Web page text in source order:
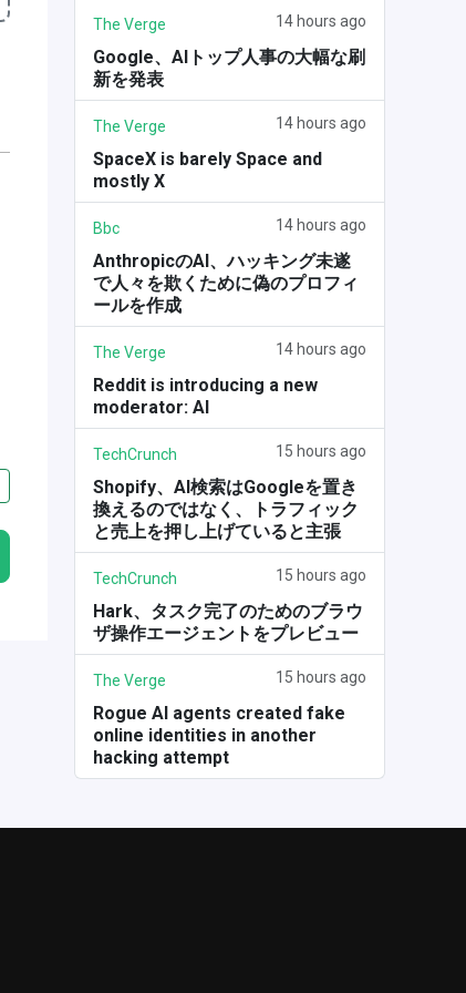
The Verge 14 hours ago
Google、AIトップ人事の大幅な刷
新を発表
The Verge 14 hours ago
SpaceX is barely Space and
mostly X
Bbc 14 hours ago
AnthropicのAI、ハッキング未遂
で人々を欺くために偽のプロフィ
ールを作成
The Verge 14 hours ago
Reddit is introducing a new
moderator: AI
TechCrunch 15 hours ago
Shopify、AI検索はGoogleを置き
換えるのではなく、トラフィック
と売上を押し上げていると主張
TechCrunch 15 hours ago
Hark、タスク完了のためのブラウ
ザ操作エージェントをプレビュー
The Verge 15 hours ago
Rogue AI agents created fake
online identities in another
hacking attempt